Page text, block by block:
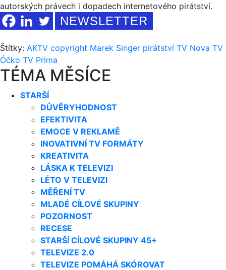
autorských právech i dopadech internetového pirátství.
NEWSLETTER
Štítky: AKTV copyright Marek Singer pirátství TV Nova TV
Óčko TV Prima
TÉMA MĚSÍCE
STARŠÍ
DŮVĚRYHODNOST
EFEKTIVITA
EMOCE V REKLAMĚ
INOVATIVNÍ TV FORMÁTY
KREATIVITA
LÁSKA K TELEVIZI
LÉTO V TELEVIZI
MĚŘENÍ TV
MLADÉ CÍLOVÉ SKUPINY
POZORNOST
RECESE
STARŠÍ CÍLOVÉ SKUPINY 45+
TELEVIZE 2.0
TELEVIZE POMÁHÁ SKÓROVAT